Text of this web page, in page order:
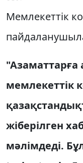
Мемлекеттік
"Азаматтарға
мемлекеттік
жіберілген
мәлімдеді.